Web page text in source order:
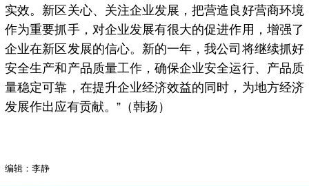
实效。新区关心、关注企业发展，把营造良好营商环境
作为重要抓手，对企业发展有很大的促进作用，增强了
企业在新区发展的信心。新的一年，我公司将继续抓好
安全生产和产品质量工作，确保企业安全运行、产品质
量稳定可靠，在提升企业经济效益的同时，为地方经济
发展作出应有贡献。”（韩扬）
编辑：李静